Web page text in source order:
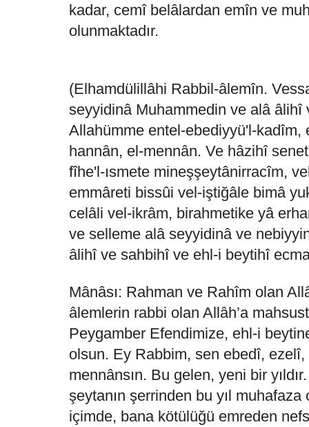
kadar, cemî belâlardan emîn ve
olunmaktadır.
(Elhamdülillâhi Rabbil-âlemîn.
seyyidinâ Muhammedin ve alâ âlihî
Allahümme entel-ebediyyü'l-kadîm,
hannân, el-mennân. Ve hâzihî
fîhe'l-ısmete mineşşeytânirracîm,
emmâreti bissûi vel-iştiğâle bimâ
celâli vel-ikrâm, birahmetike yâ
ve selleme alâ seyyidinâ ve
âlihî ve sahbihî ve ehl-i beytihî
Mânâsı: Rahman ve Rahîm olan
âlemlerin rabbi olan Allâh’a
Peygamber Efendimize, ehl-i
olsun. Ey Rabbim, sen ebedî,
mennânsın. Bu gelen, yeni bir
şeytanın şerrinden bu yıl muhafaza
içimde, bana kötülüğü emreden